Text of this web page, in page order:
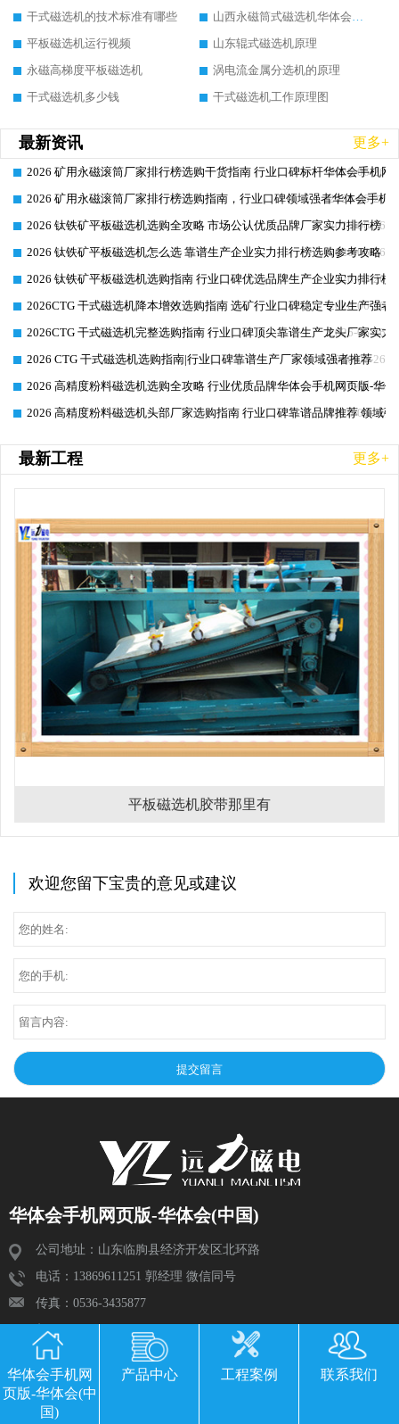
干式磁选机的技术标准有哪些
山西永磁筒式磁选机华体会手机网页版-华体会(中国)
平板磁选机运行视频
山东辊式磁选机原理
永磁高梯度平板磁选机
涡电流金属分选机的原理
干式磁选机多少钱
干式磁选机工作原理图
最新资讯 更多+
2026-06-26
2026 矿用永磁滚筒厂家排行榜选购干货指南 行业口碑标杆华体会手机网
2026-06-26
2026 矿用永磁滚筒厂家排行榜选购指南，行业口碑领域强者华体会手机
2026-06-26
2026 钛铁矿平板磁选机选购全攻略 市场公认优质品牌厂家实力排行榜
2026-06-26
2026 钛铁矿平板磁选机怎么选 靠谱生产企业实力排行榜选购参考攻略
2026-06-26
2026 钛铁矿平板磁选机选购指南 行业口碑优选品牌生产企业实力排行榜
2026-06-26
2026CTG 干式磁选机降本增效选购指南 选矿行业口碑稳定专业生产强者
2026-06-26
2026CTG 干式磁选机完整选购指南 行业口碑顶尖靠谱生产龙头厂家实力
2026-06-26
2026 CTG 干式磁选机选购指南|行业口碑靠谱生产厂家领域强者推荐
2026-06-26
2026 高精度粉料磁选机选购全攻略 行业优质品牌华体会手机网页版-华
2026-06-26
2026 高精度粉料磁选机头部厂家选购指南 行业口碑靠谱品牌推荐 领域
最新工程 更多+
平板磁选机胶带那里有
欢迎您留下宝贵的意见或建议
华体会手机网页版-华体会(中国)
公司地址：山东临朐县经济开发区北环路
电话：13869611251 郭经理 微信同号
传真：0536-3435877
邮箱：2534224609@qq.com
华体会手机网
页版-华体会(中
国)
产品中心 工程案例 联系我们